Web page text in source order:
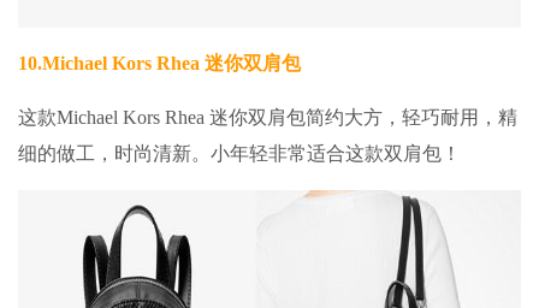
10.Michael Kors Rhea 迷你双肩包
这款Michael Kors Rhea 迷你双肩包简约大方，轻巧耐用，精
细的做工，时尚清新。小年轻非常适合这款双肩包！